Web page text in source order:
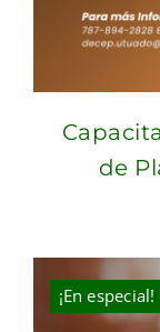
de
¡En especial!